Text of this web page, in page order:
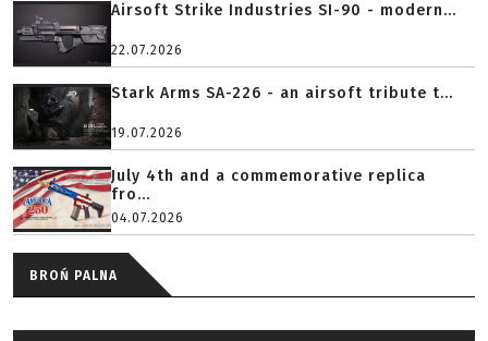
Airsoft Strike Industries SI-90 - modern...
22.07.2026
Stark Arms SA-226 - an airsoft tribute t...
19.07.2026
July 4th and a commemorative replica
fro...
04.07.2026
BROŃ PALNA